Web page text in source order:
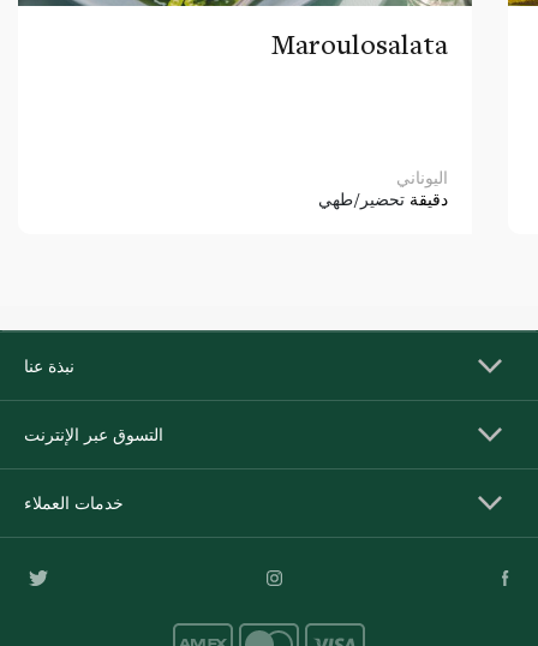
Maroulosalata
اليوناني
دقيقة تحضير/طهي
نبذة عنا
التسوق عبر الإنترنت
خدمات العملاء